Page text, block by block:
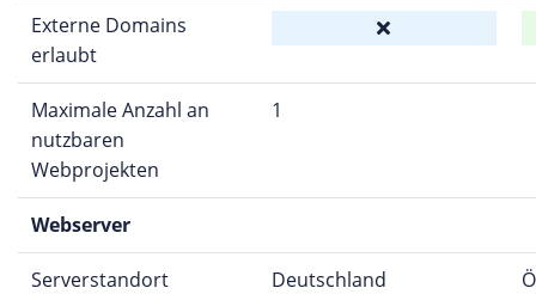
Externe Domains
erlaubt
Maximale Anzahl an
nutzbaren
Webprojekten
1
Webserver
Serverstandort Deutschland